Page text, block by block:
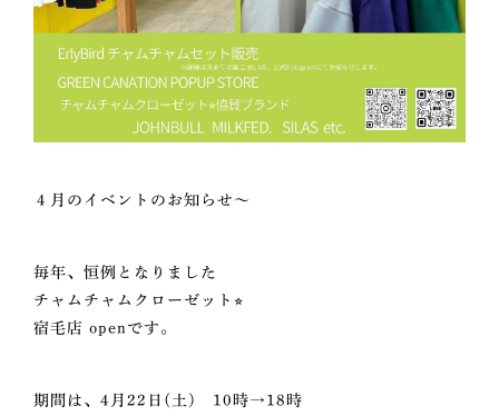
４月のイベントのお知らせ～
毎年、恒例となりました
チャムチャムクローゼット⭐︎
宿毛店 openです。
期間は、4月22日(土) 10時→18時